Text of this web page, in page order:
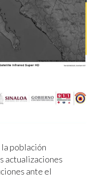
población
actualizaciones
ante el